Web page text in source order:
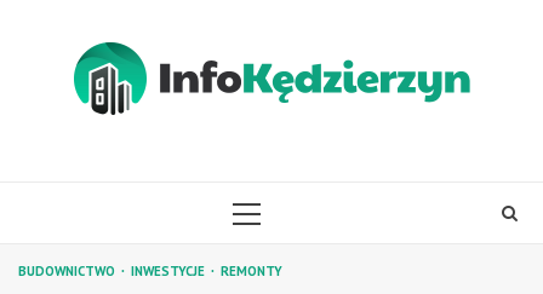
PRIMARY
BUDOWNICTWO INWESTYCJE REMONTY